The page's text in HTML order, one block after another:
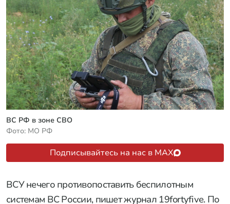
ВС РФ в зоне СВО
Фото: МО РФ
Подписывайтесь на нас в MAX
ВСУ нечего противопоставить беспилотным
системам ВС России, пишет журнал 19fortyfive. По